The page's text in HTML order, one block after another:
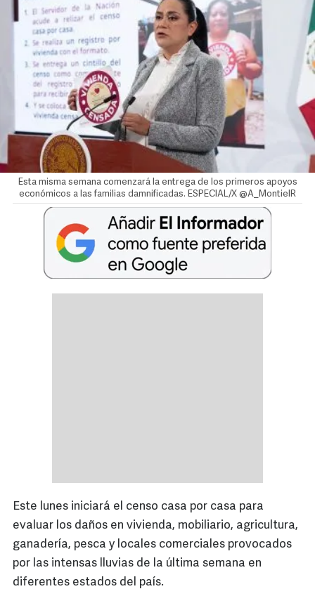
Esta misma semana comenzará la entrega de los primeros apoyos
económicos a las familias damnificadas. ESPECIAL/X @A_MontielR
Este lunes iniciará el censo casa por casa para
evaluar los daños en vivienda, mobiliario, agricultura,
ganadería, pesca y locales comerciales provocados
por las intensas lluvias de la última semana en
diferentes estados del país.